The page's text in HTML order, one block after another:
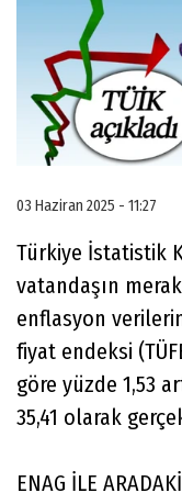
03 Haziran 2025 - 11:27
Türkiye İstatistik
vatandaşın
enflasyon
fiyat endeksi
göre yüzde 1,53
35,41 olarak
ENAG İLE